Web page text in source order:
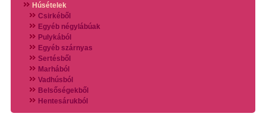
Húsételek
Csirkéből
Egyéb négylábúak
Pulykából
Egyéb szárnyas
Sertésből
Marhából
Vadhúsból
Belsőségekből
Hentesárukból
Vadszárnyasokból